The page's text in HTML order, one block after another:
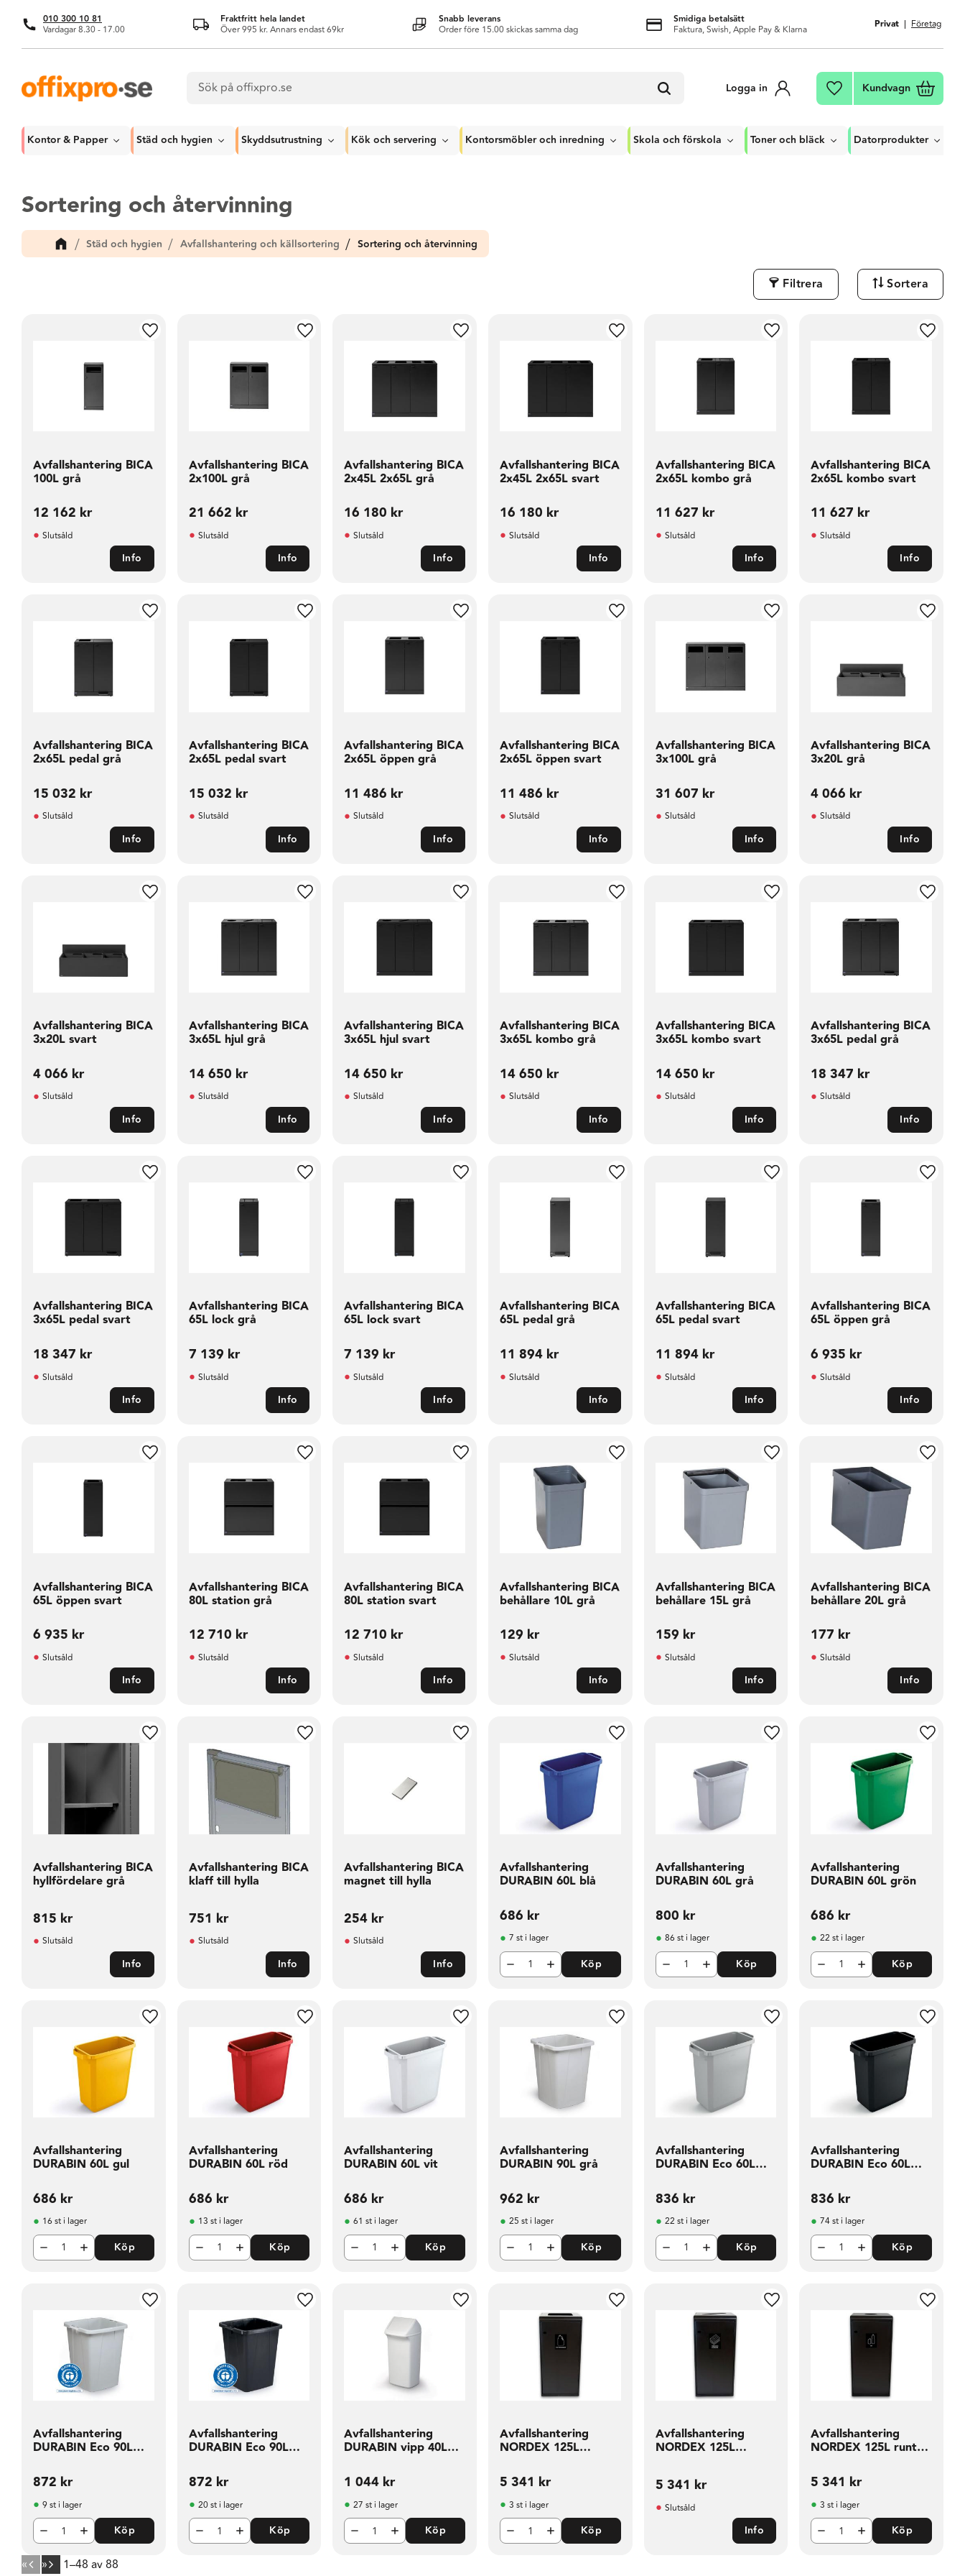
010 300 10 81
Vardagar 8.30 - 17.00
Fraktfritt hela landet
Över 995 kr. Annars endast 69kr
Snabb leverans
Order före 15.00 skickas samma dag
Smidiga betalsätt
Faktura, Swish, Apple Pay & Klarna Privat Företag
Logga in Favoriter
Kundvagn
Kontor & Papper Städ och hygien Skyddsutrustning Kök och servering Kontorsmöbler och inredning Skola och förskola Toner och bläck Datorprodukter
Sortering och återvinning
Städ och hygien Avfallshantering och källsortering Sortering och återvinning
Filtrera Sortera
Avfallshantering BICA
100L grå
12 162 kr
Lägg till i favoriter
Slutsåld
Info
Avfallshantering BICA
2x100L grå
21 662 kr
Lägg till i favoriter
Slutsåld
Info
Avfallshantering BICA
2x45L 2x65L grå
16 180 kr
Lägg till i favoriter
Slutsåld
Info
Avfallshantering BICA
2x45L 2x65L svart
16 180 kr
Lägg till i favoriter
Slutsåld
Info
Avfallshantering BICA
2x65L kombo grå
11 627 kr
Lägg till i favoriter
Slutsåld
Info
Avfallshantering BICA
2x65L kombo svart
11 627 kr
Lägg
Slutsåld
Info
Avfallshantering BICA
2x65L pedal grå
15 032 kr
Lägg till i favoriter
Slutsåld
Info
Avfallshantering BICA
2x65L pedal svart
15 032 kr
Lägg till i favoriter
Slutsåld
Info
Avfallshantering BICA
2x65L öppen grå
11 486 kr
Lägg till i favoriter
Slutsåld
Info
Avfallshantering BICA
2x65L öppen svart
11 486 kr
Lägg till i favoriter
Slutsåld
Info
Avfallshantering BICA
3x100L grå
31 607 kr
Lägg till i favoriter
Slutsåld
Info
Avfallshantering BICA
3x20L grå
4 066 kr
Lägg
Slutsåld
Info
Avfallshantering BICA
3x20L svart
4 066 kr
Lägg till i favoriter
Slutsåld
Info
Avfallshantering BICA
3x65L hjul grå
14 650 kr
Lägg till i favoriter
Slutsåld
Info
Avfallshantering BICA
3x65L hjul svart
14 650 kr
Lägg till i favoriter
Slutsåld
Info
Avfallshantering BICA
3x65L kombo grå
14 650 kr
Lägg till i favoriter
Slutsåld
Info
Avfallshantering BICA
3x65L kombo svart
14 650 kr
Lägg till i favoriter
Slutsåld
Info
Avfallshantering BICA
3x65L pedal grå
18 347 kr
Lägg
Slutsåld
Info
Avfallshantering BICA
3x65L pedal svart
18 347 kr
Lägg till i favoriter
Slutsåld
Info
Avfallshantering BICA
65L lock grå
7 139 kr
Lägg till i favoriter
Slutsåld
Info
Avfallshantering BICA
65L lock svart
7 139 kr
Lägg till i favoriter
Slutsåld
Info
Avfallshantering BICA
65L pedal grå
11 894kr
Lägg till i favoriter
Slutsåld
Info
Avfallshantering BICA
65L pedal svart
11 894kr
Lägg till i favoriter
Slutsåld
Info
Avfallshantering BICA
65L öppen grå
6 935 kr
Lägg
Slutsåld
Info
Avfallshantering BICA
65L öppen svart
6 935 kr
Lägg till i favoriter
Slutsåld
Info
Avfallshantering BICA
80L station grå
12 710 kr
Lägg till i favoriter
Slutsåld
Info
Avfallshantering BICA
80L station svart
12 710 kr
Lägg till i favoriter
Slutsåld
Info
Avfallshantering BICA
behållare 10L grå
129 kr
Lägg till i favoriter
Slutsåld
Info
Avfallshantering BICA
behållare 15L grå
159 kr
Lägg till i favoriter
Slutsåld
Info
Avfallshantering BICA
behållare 20L grå
177 kr
Lägg
Slutsåld
Info
Avfallshantering BICA
hyllfördelare grå
815 kr
Lägg till i favoriter
Slutsåld
Info
Avfallshantering BICA
klaff till hylla
751 kr
Lägg till i favoriter
Slutsåld
Info
Avfallshantering BICA
magnet till hylla
254 kr
Lägg till i favoriter
Slutsåld
Info
Avfallshantering
DURABIN 60L blå
686 kr
Lägg till i favoriter
7 st i lager
Köp
Avfallshantering
DURABIN 60L grå
800 kr
Lägg till i favoriter
86 st i lager
Köp
Avfallshantering
DURABIN 60L grön
686 kr
Lägg
22 st i lager
Köp
Avfallshantering
DURABIN 60L gul
686 kr
Lägg till i favoriter
16 st i lager
Köp
Avfallshantering
DURABIN 60L röd
686 kr
Lägg till i favoriter
13 st i lager
Köp
Avfallshantering
DURABIN 60L vit
686 kr
Lägg till i favoriter
61 st i lager
Köp
Avfallshantering
DURABIN 90L grå
962 kr
Lägg till i favoriter
25 st i lager
Köp
Avfallshantering
DURABIN Eco 60L
836 kr
Lägg till i favoriter
22 st i lager
Köp
Avfallshantering
DURABIN Eco 60L
836 kr
Lägg
74 st i lager
Köp
Avfallshantering
DURABIN Eco 90L
872 kr
Lägg till i favoriter
9 st i lager
Köp
Avfallshantering
DURABIN Eco 90L
872 kr
Lägg till i favoriter
20 st i lager
Köp
Avfallshantering
DURABIN vipp 40L
1 044 kr
Lägg till i favoriter
27 st i lager
Köp
Avfallshantering
NORDEX 125L
5 341 kr
Lägg till i favoriter
3 st i lager
Köp
Avfallshantering
NORDEX 125L
5 341 kr
Lägg till i favoriter
Slutsåld
Info
Avfallshantering
NORDEX 125L runt
5 341 kr
Lägg
3 st i lager
Köp
1–48 av88
« »